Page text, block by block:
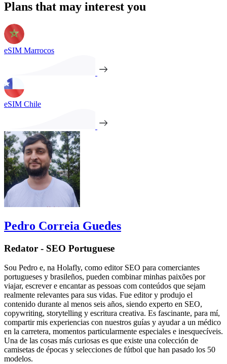
Plans that may interest you
eSIM Marrocos
eSIM Chile
Pedro Correia Guedes
Redator - SEO Portuguese
Sou Pedro e, na Holafly, como editor SEO para comerciantes
portugueses y brasileños, pueden combinar minhas paixões por
viajar, escrever e encantar as pessoas com conteúdos que sejam
realmente relevantes para sus vidas. Fue editor y produjo el
contenido durante al menos seis años, siendo experto en SEO,
copywriting, storytelling y escritura creativa. Es fascinante, para mí,
compartir mis experiencias con nuestros guías y ayudar a un médico
en la carretera, momentos particularmente especiales e inesquecíveis.
Una de las cosas más curiosas es que existe una colección de
camisetas de épocas y selecciones de fútbol que han pasado los 50
modelos.